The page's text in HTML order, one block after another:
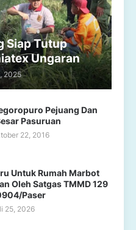
Siap Tutup
Ungaran
2025
Pejuang Dan
Pasuruan
22, 2016
Untuk Rumah Marbot
Oleh Satgas TMMD 129
Paser
25, 2026